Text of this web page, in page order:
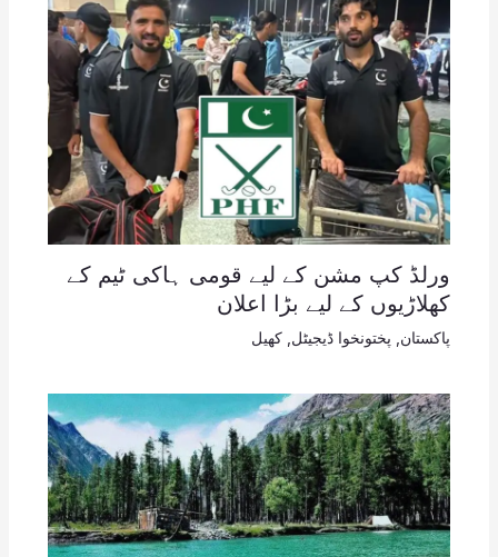
ورلڈ کپ مشن کے لیے قومی ہاکی ٹیم کے
کھلاڑیوں کے لیے بڑا اعلان
پاکستان پختونخوا ڈیجیٹل کھیل